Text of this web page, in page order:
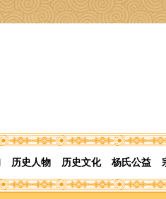
历史人物 历史文化 杨氏公益